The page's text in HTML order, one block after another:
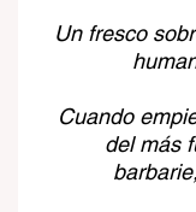
Un fresco
Cuando
del más